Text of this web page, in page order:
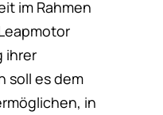
im Rahmen
ihrer
soll es dem
in